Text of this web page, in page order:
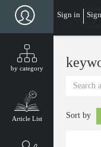
Sign in
by category
Article List Sort by